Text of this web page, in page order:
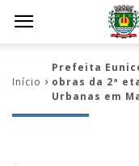
Início
Prefeita
obras da 2ª
Urbanas em